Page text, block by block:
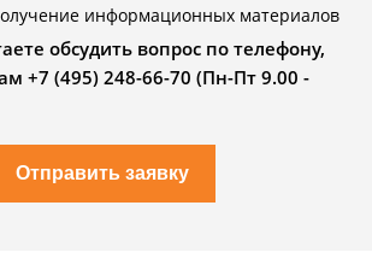
информационных материалов
обсудить вопрос по телефону,
+7 (495) 248-66-70 (Пн-Пт 9.00 -
Отправить заявку